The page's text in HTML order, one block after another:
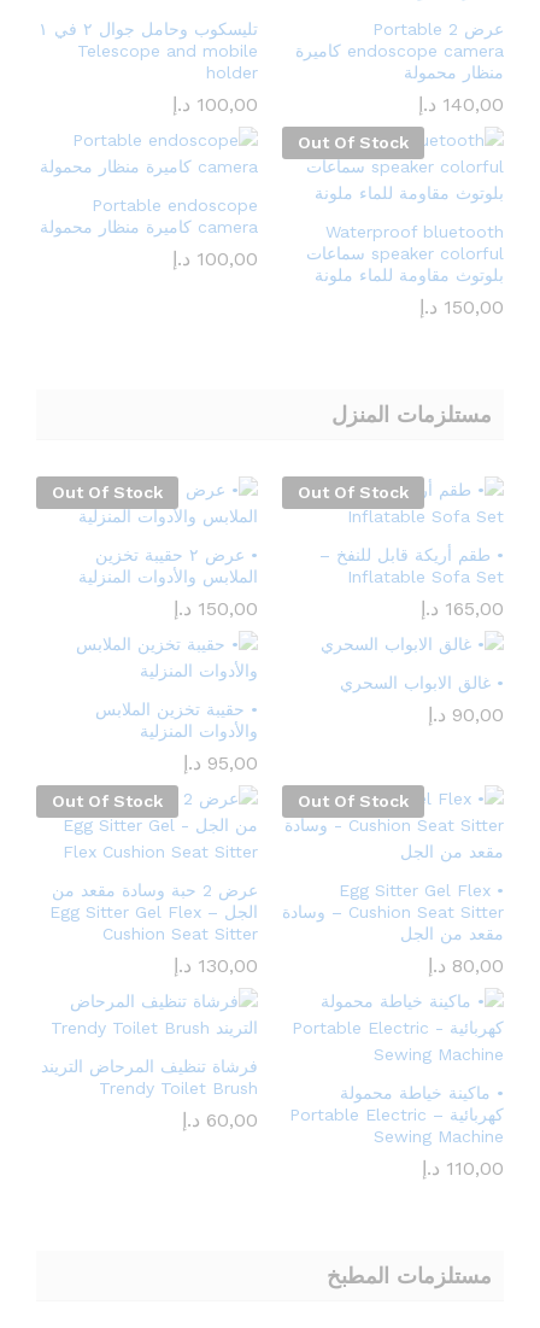
عرض 2 Portable
endoscope camera كاميرة
منظار محمولة
140,00 د.إ
تليسكوب وحامل جوال ٢ في ١
Telescope and mobile
holder
100,00 د.إ
Out Of Stock
Waterproof bluetooth
speaker colorful سماعات
بلوتوث مقاومة للماء ملونة
150,00 د.إ
Portable endoscope
camera كاميرة منظار محمولة
100,00 د.إ
مستلزمات المنزل
Out Of Stock
• طقم أريكة قابل للنفخ –
Inflatable Sofa Set
165,00 د.إ
Out Of Stock
• عرض ٢ حقيبة تخزين
الملابس والأدوات المنزلية
150,00 د.إ
• غالق الابواب السحري
90,00 د.إ
• حقيبة تخزين الملابس
والأدوات المنزلية
95,00 د.إ
Out Of Stock
• Egg Sitter Gel Flex
Cushion Seat Sitter – وسادة
مقعد من الجل
80,00 د.إ
Out Of Stock
عرض 2 حبة وسادة مقعد من
الجل – Egg Sitter Gel Flex
Cushion Seat Sitter
130,00 د.إ
• ماكينة خياطة محمولة
كهربائية – Portable Electric
Sewing Machine
110,00 د.إ
فرشاة تنظيف المرحاض التريند
Trendy Toilet Brush
60,00 د.إ
مستلزمات المطبخ